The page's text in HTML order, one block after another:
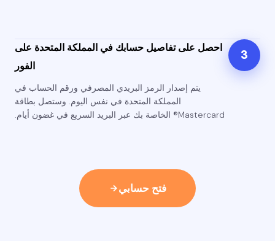
3 احصل على تفاصيل حسابك في المملكة المتحدة على
الفور
يتم إصدار الرمز البريدي المصرفي ورقم الحساب في
المملكة المتحدة في نفس اليوم. وستصل بطاقة
Mastercard® الخاصة بك عبر البريد السريع في غضون أيام.
فتح حسابي